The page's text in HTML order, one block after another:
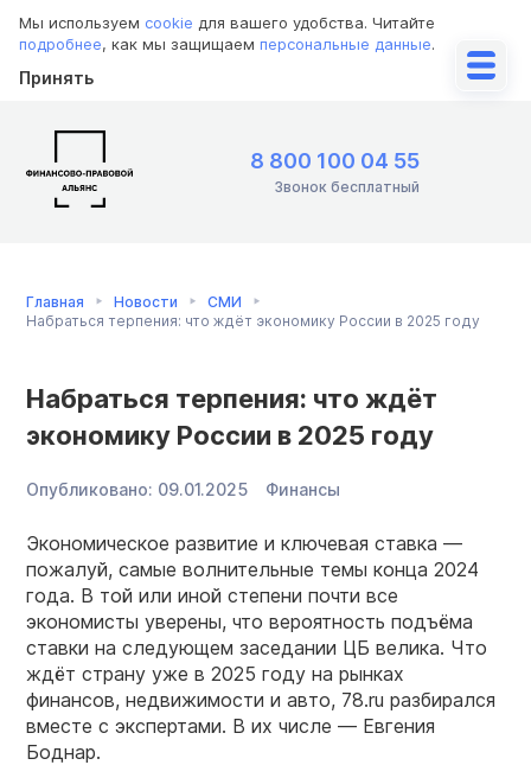
Мы используем cookie для вашего удобства. Читайте
подробнее, как мы защищаем персональные данные.
Принять
8 800 100 04 55
Звонок бесплатный
Главная Новости
СМИ
Набраться терпения: что ждёт экономику России в 2025 году
Набраться терпения: что ждёт
экономику России в 2025 году
Опубликовано: 09.01.2025 Финансы
Экономическое развитие и ключевая ставка —
пожалуй, самые волнительные темы конца 2024
года. В той или иной степени почти все
экономисты уверены, что вероятность подъёма
ставки на следующем заседании ЦБ велика. Что
ждёт страну уже в 2025 году на рынках
финансов, недвижимости и авто, 78.ru разбирался
вместе с экспертами. В их числе — Евгения
Боднар.